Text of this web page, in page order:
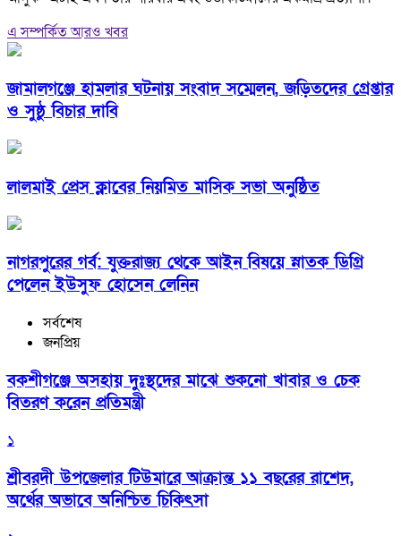
এ সম্পর্কিত আরও খবর
জামালগঞ্জে হামলার ঘটনায় সংবাদ সম্মেলন, জড়িতদের গ্রেপ্তার
ও সুষ্ঠু বিচার দাবি
লালমাই প্রেস ক্লাবের নিয়মিত মাসিক সভা অনুষ্ঠিত
নাগরপুরের গর্ব: যুক্তরাজ্য থেকে আইন বিষয়ে স্নাতক ডিগ্রি
পেলেন ইউসুফ হোসেন লেনিন
সর্বশেষ
জনপ্রিয়
বকশীগঞ্জে অসহায় দুঃস্থদের মাঝে শুকনো খাবার ও চেক
বিতরণ করেন প্রতিমন্ত্রী
১
শ্রীবরদী উপজেলার টিউমারে আক্রান্ত ১১ বছরের রাশেদ,
অর্থের অভাবে অনিশ্চিত চিকিৎসা